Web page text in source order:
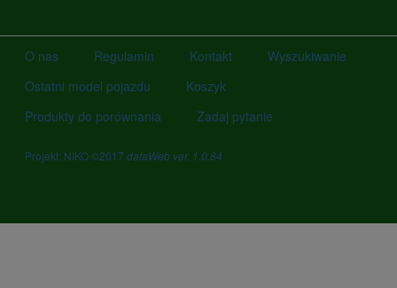
O nas Regulamin Kontakt
Wyszukiwanie
Ostatni model pojazdu
Koszyk
Produkty do porównania
Zadaj pytanie
Projekt: NIKO ©2017 dataWeb ver. 1.0.84